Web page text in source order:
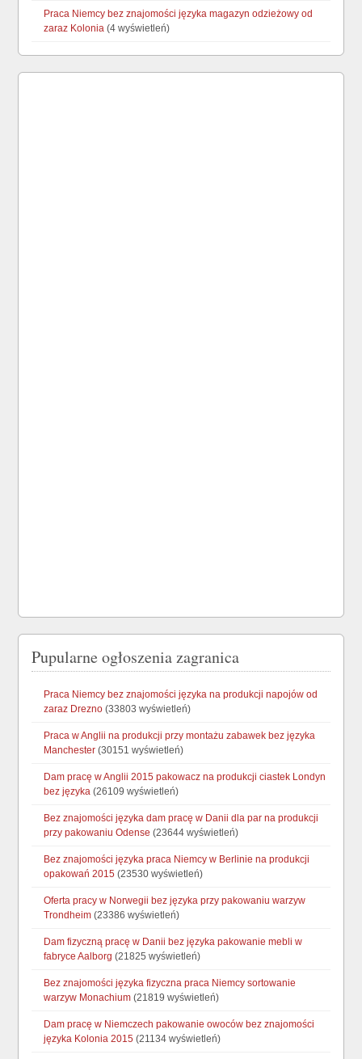
Praca Niemcy bez znajomości języka magazyn odzieżowy od
zaraz Kolonia (4 wyświetleń)
Pupularne ogłoszenia zagranica
Praca Niemcy bez znajomości języka na produkcji napojów od
zaraz Drezno (33803 wyświetleń)
Praca w Anglii na produkcji przy montażu zabawek bez języka
Manchester (30151 wyświetleń)
Dam pracę w Anglii 2015 pakowacz na produkcji ciastek Londyn
bez języka (26109 wyświetleń)
Bez znajomości języka dam pracę w Danii dla par na produkcji
przy pakowaniu Odense (23644 wyświetleń)
Bez znajomości języka praca Niemcy w Berlinie na produkcji
opakowań 2015 (23530 wyświetleń)
Oferta pracy w Norwegii bez języka przy pakowaniu warzyw
Trondheim (23386 wyświetleń)
Dam fizyczną pracę w Danii bez języka pakowanie mebli w
fabryce Aalborg (21825 wyświetleń)
Bez znajomości języka fizyczna praca Niemcy sortowanie
warzyw Monachium (21819 wyświetleń)
Dam pracę w Niemczech pakowanie owoców bez znajomości
języka Kolonia 2015 (21134 wyświetleń)